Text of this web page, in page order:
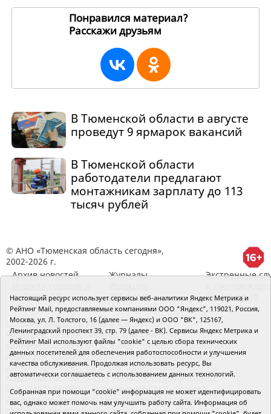
Понравился материал?
Расскажи друзьям
В Тюменской области в августе
проведут 9 ярмарок вакансий
В Тюменской области
работодатели предлагают
монтажникам зарплату до 113
тысяч рублей
© АНО «Тюменская область сегодня»,
2002-2026 г.
Архив новостей
районов ТО
Журналы
RSS поток
Экстренные
Сведения об
организации
Главный редактор Рябков А.В.
Редакция: 625002, Тюмень, Осипенко, 81,
телефон (3452)49-00-18, e-mail: tumentoday@obl72.ru
Адрес для писем: 625000, Россия, Тюмень, Почтамт,
а/я 371. Для пресс-релизов: tumentoday@obl72.ru.
Отдел писем: тел. (3452) 39-90-59. Отдел рекламы:
тел. (3452) 39-90-51. Регистрация СМИ: Сетевое
издание «Интернет-газета «Тюменская область
сегодня», свидетельство о регистрации СМИ Эл №
Настоящий ресурс использует сервисы веб-аналитики Яндекс Метрика и
Рейтинг Mail, предоставляемые компаниями ООО "Яндекс", 119021, Россия,
Москва, ул. Л. Толстого, 16 (далее — Яндекс) и ООО "ВК", 125167,
Ленинградский проспект 39, стр. 79 (далее - ВК). Сервисы Яндекс Метрика и
Рейтинг Mail используют файлы "cookie" с целью сбора технических
данных посетителей для обеспечения работоспособности и улучшения
качества обслуживания. Продолжая использовать ресурс, Вы
автоматически соглашаетесь с использованием данных технологий.
Собранная при помощи "cookie" информация не может идентифицировать
вас, однако может помочь нам улучшить работу сайта. Информация об